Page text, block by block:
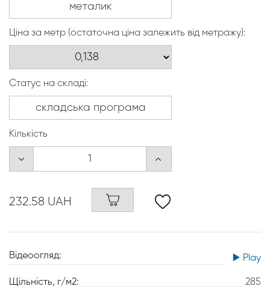
Відеоогляд: ▶️ Play
Щільність, г/м2: 285
Ціна за метр (остаточна ціна залежить від метражу):
Статус на складі:
Кількість
232.58 UAH